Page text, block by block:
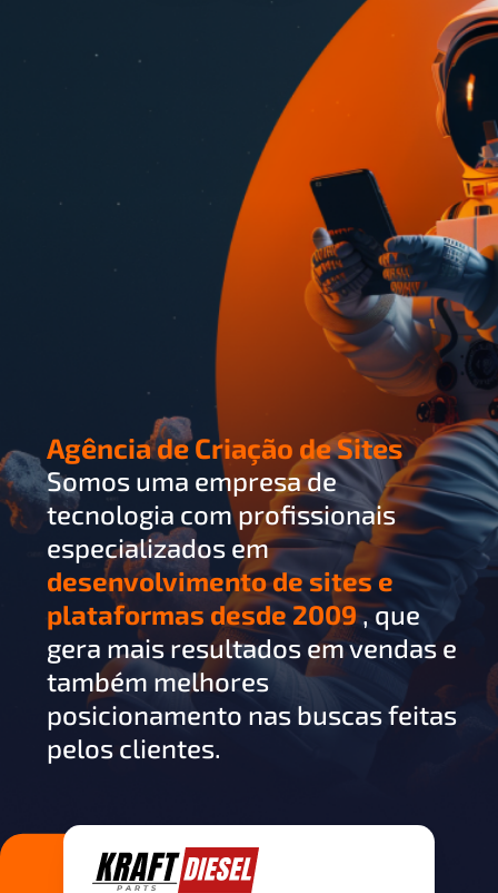
Agência de Criação de Sites
Somos uma empresa de
tecnologia com profissionais
especializados em
desenvolvimento de sites e
plataformas desde 2009, que
gera mais resultados em vendas e
também melhores
posicionamento nas buscas feitas
pelos clientes.